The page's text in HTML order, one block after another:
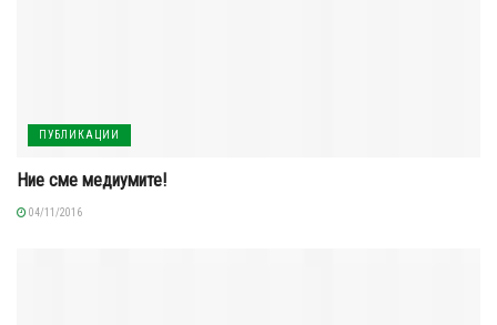
ПУБЛИКАЦИИ
Ние сме медиумите!
04/11/2016